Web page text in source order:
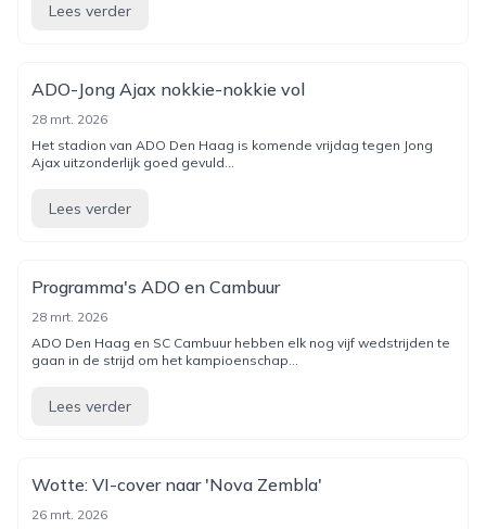
Lees verder
ADO-Jong Ajax nokkie-nokkie vol
28 mrt. 2026
Het stadion van ADO Den Haag is komende vrijdag tegen Jong
Ajax uitzonderlijk goed gevuld...
Lees verder
Programma's ADO en Cambuur
28 mrt. 2026
ADO Den Haag en SC Cambuur hebben elk nog vijf wedstrijden te
gaan in de strijd om het kampioenschap...
Lees verder
Wotte: VI-cover naar 'Nova Zembla'
26 mrt. 2026